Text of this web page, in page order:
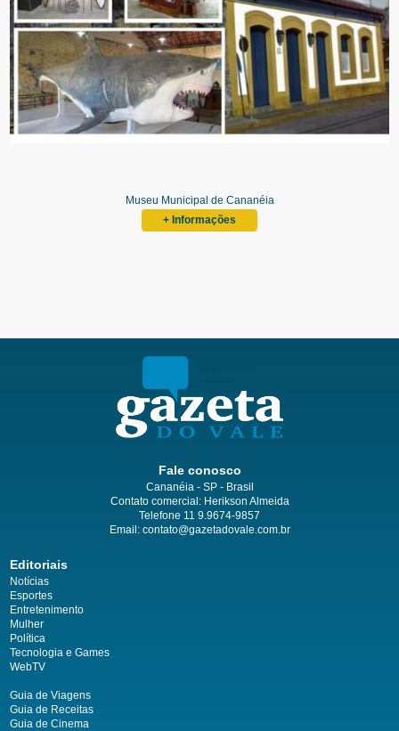
Museu Municipal de Cananéia
+ Informações
Fale conosco
Cananéia - SP - Brasil
Contato comercial: Herikson Almeida
Telefone 11 9.9674-9857
Email: contato@gazetadovale.com.br
Editoriais
Notícias
Esportes
Entretenimento
Mulher
Política
Tecnologia e Games
WebTV
Guia de Viagens
Guia de Receitas
Guia de Cinema